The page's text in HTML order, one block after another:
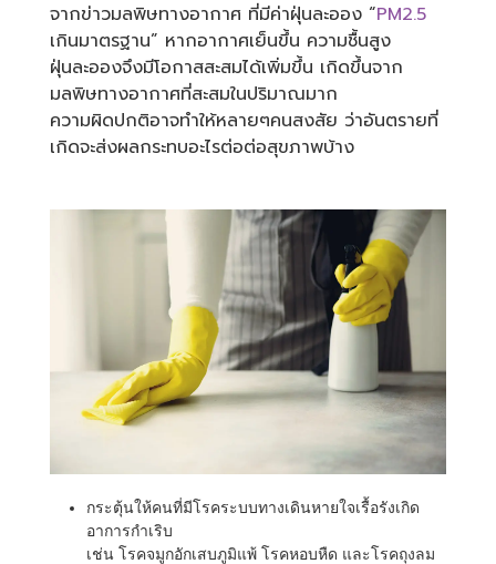
จากข่าวมลพิษทางอากาศ ที่มีค่าฝุ่นละออง “PM2.5
เกินมาตรฐาน” หากอากาศเย็นขึ้น ความชื้นสูง
ฝุ่นละอองจึงมีโอกาสสะสมได้เพิ่มขึ้น เกิดขึ้นจาก
มลพิษทางอากาศที่สะสมในปริมาณมาก
ความผิดปกติอาจทำให้หลายๆคนสงสัย ว่าอันตรายที่
เกิดจะส่งผลกระทบอะไรต่อต่อสุขภาพบ้าง
กระตุ้นให้คนที่มีโรคระบบทางเดินหายใจเรื้อรังเกิด
อาการกำเริบ
เช่น โรคจมูกอักเสบภูมิแพ้ โรคหอบหืด และโรคถุงลม